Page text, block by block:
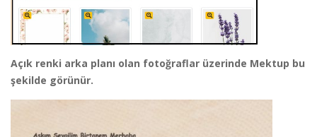
Açık renki arka planı olan fotoğraflar üzerinde Mektup bu
şekilde görünür.